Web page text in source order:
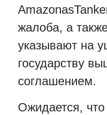
жалоба, а
указывают на
государству
соглашением.
Ожидается,